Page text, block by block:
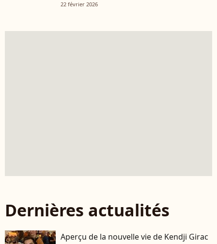
22 février 2026
Dernières actualités
Aperçu de la nouvelle vie de Kendji Girac